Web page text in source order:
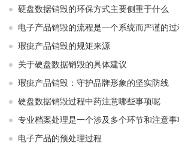
硬盘数据销毁的环保方式主要侧重于什么
电子产品销毁的流程是一个系统而严谨的过
瑕疵产品销毁的规矩来源
关于硬盘数据销毁的具体建议
瑕疵产品销毁：守护品牌形象的坚实防线
硬盘数据销毁过程中药注意哪些事项呢
专业档案处理是一个涉及多个环节和注意
电子产品的预处理过程